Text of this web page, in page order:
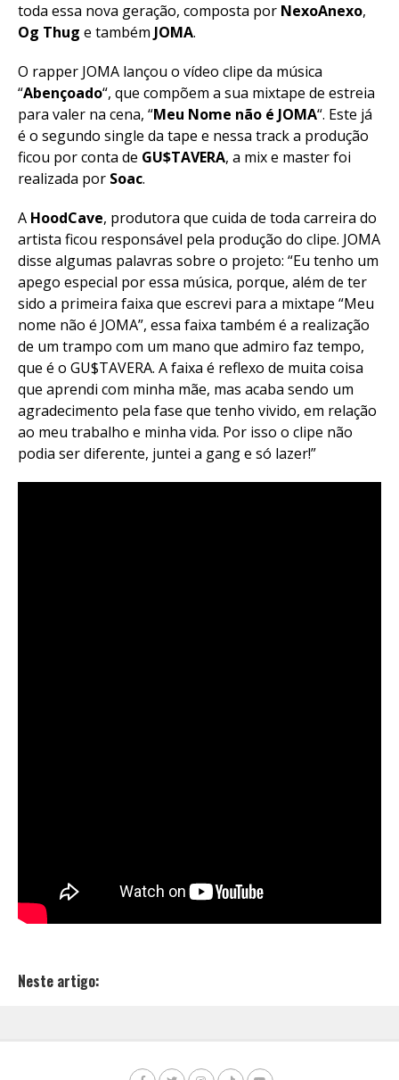
toda essa nova geração, composta por NexoAnexo,
Og Thug e também JOMA.
O rapper JOMA lançou o vídeo clipe da música
“Abençoado“, que compõem a sua mixtape de estreia
para valer na cena, “Meu Nome não é JOMA“. Este já
é o segundo single da tape e nessa track a produção
ficou por conta de GU$TAVERA, a mix e master foi
realizada por Soac.
A HoodCave, produtora que cuida de toda carreira do
artista ficou responsável pela produção do clipe. JOMA
disse algumas palavras sobre o projeto: “Eu tenho um
apego especial por essa música, porque, além de ter
sido a primeira faixa que escrevi para a mixtape “Meu
nome não é JOMA”, essa faixa também é a realização
de um trampo com um mano que admiro faz tempo,
que é o GU$TAVERA. A faixa é reflexo de muita coisa
que aprendi com minha mãe, mas acaba sendo um
agradecimento pela fase que tenho vivido, em relação
ao meu trabalho e minha vida. Por isso o clipe não
podia ser diferente, juntei a gang e só lazer!”
Neste artigo: